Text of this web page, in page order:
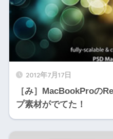
2012年7月17日
［み］MacBookProの
プ素材がでてた！